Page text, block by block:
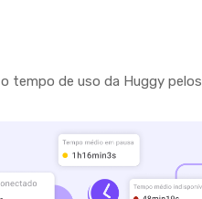
tempo de uso da Huggy pelos